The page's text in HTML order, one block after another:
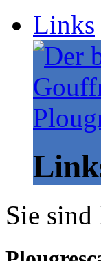
Links
Sie sind